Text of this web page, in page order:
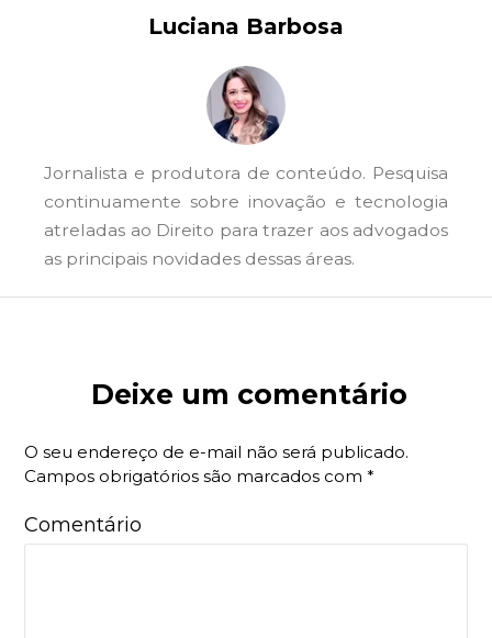
Luciana Barbosa
Jornalista e produtora de conteúdo. Pesquisa
continuamente sobre inovação e tecnologia
atreladas ao Direito para trazer aos advogados
as principais novidades dessas áreas.
Deixe um comentário
O seu endereço de e-mail não será publicado.
Campos obrigatórios são marcados com*
Comentário